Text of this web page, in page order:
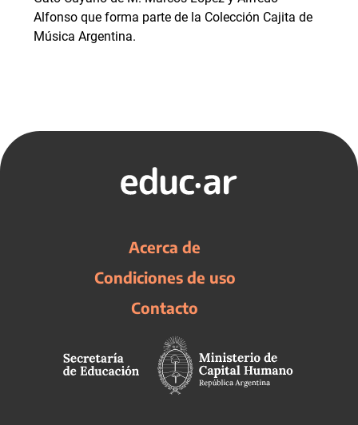
Alfonso que forma parte de la Colección Cajita de
Música Argentina.
Acerca de
Condiciones de uso
Contacto